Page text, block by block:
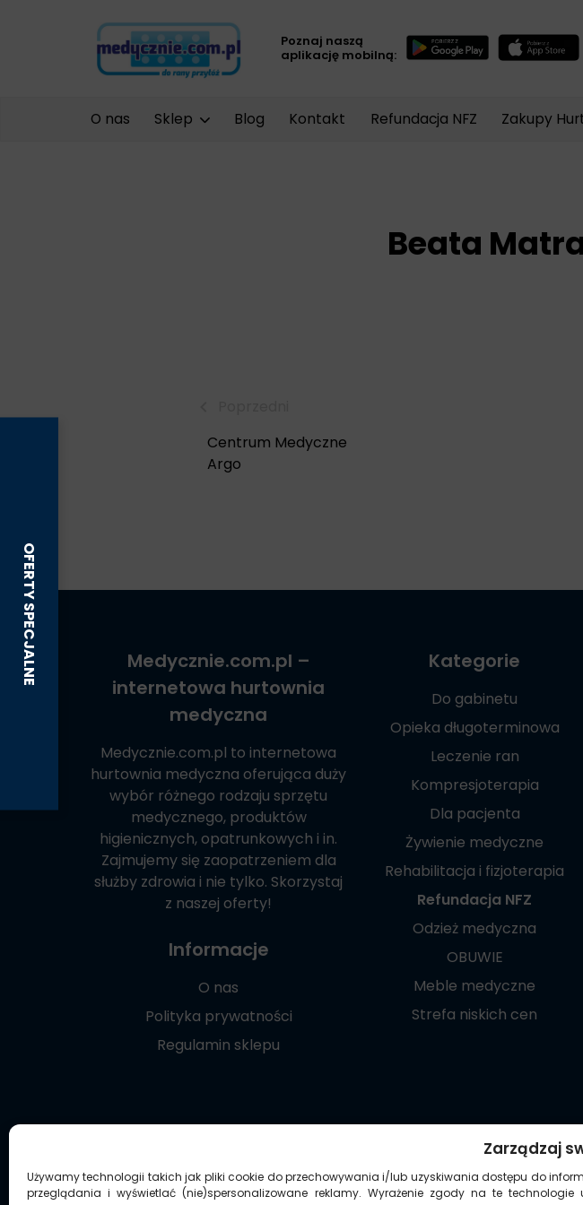
Zarządzaj
Używamy technologii takich jak pliki cookie do przechowywania i/lub uzyskiwania dostępu do
przeglądania i wyświetlać (nie)spersonalizowane reklamy. Wyrażenie zgody na te
Poznaj naszą
aplikację mobilną:
O nas Sklep Blog Kontakt Refundacja NFZ Zakupy
Beata
Centrum Medyczne
Argo
Medycznie.com.pl –
internetowa hurtownia
medyczna
Medycznie.com.pl to internetowa
hurtownia medyczna oferująca duży
wybór różnego rodzaju sprzętu
medycznego, produktów
higienicznych, opatrunkowych i in.
Zajmujemy się zaopatrzeniem dla
służby zdrowia i nie tylko. Skorzystaj
z naszej oferty!
Informacje
O nas
Polityka prywatności
Regulamin sklepu
Kategorie
Do gabinetu
Opieka długoterminowa
Leczenie ran
Kompresjoterapia
Dla pacjenta
Żywienie medyczne
Rehabilitacja i fizjoterapia
Refundacja NFZ
Odzież medyczna
OBUWIE
Meble medyczne
Strefa niskich cen
Poznaj naszą
aplikację mobilną: